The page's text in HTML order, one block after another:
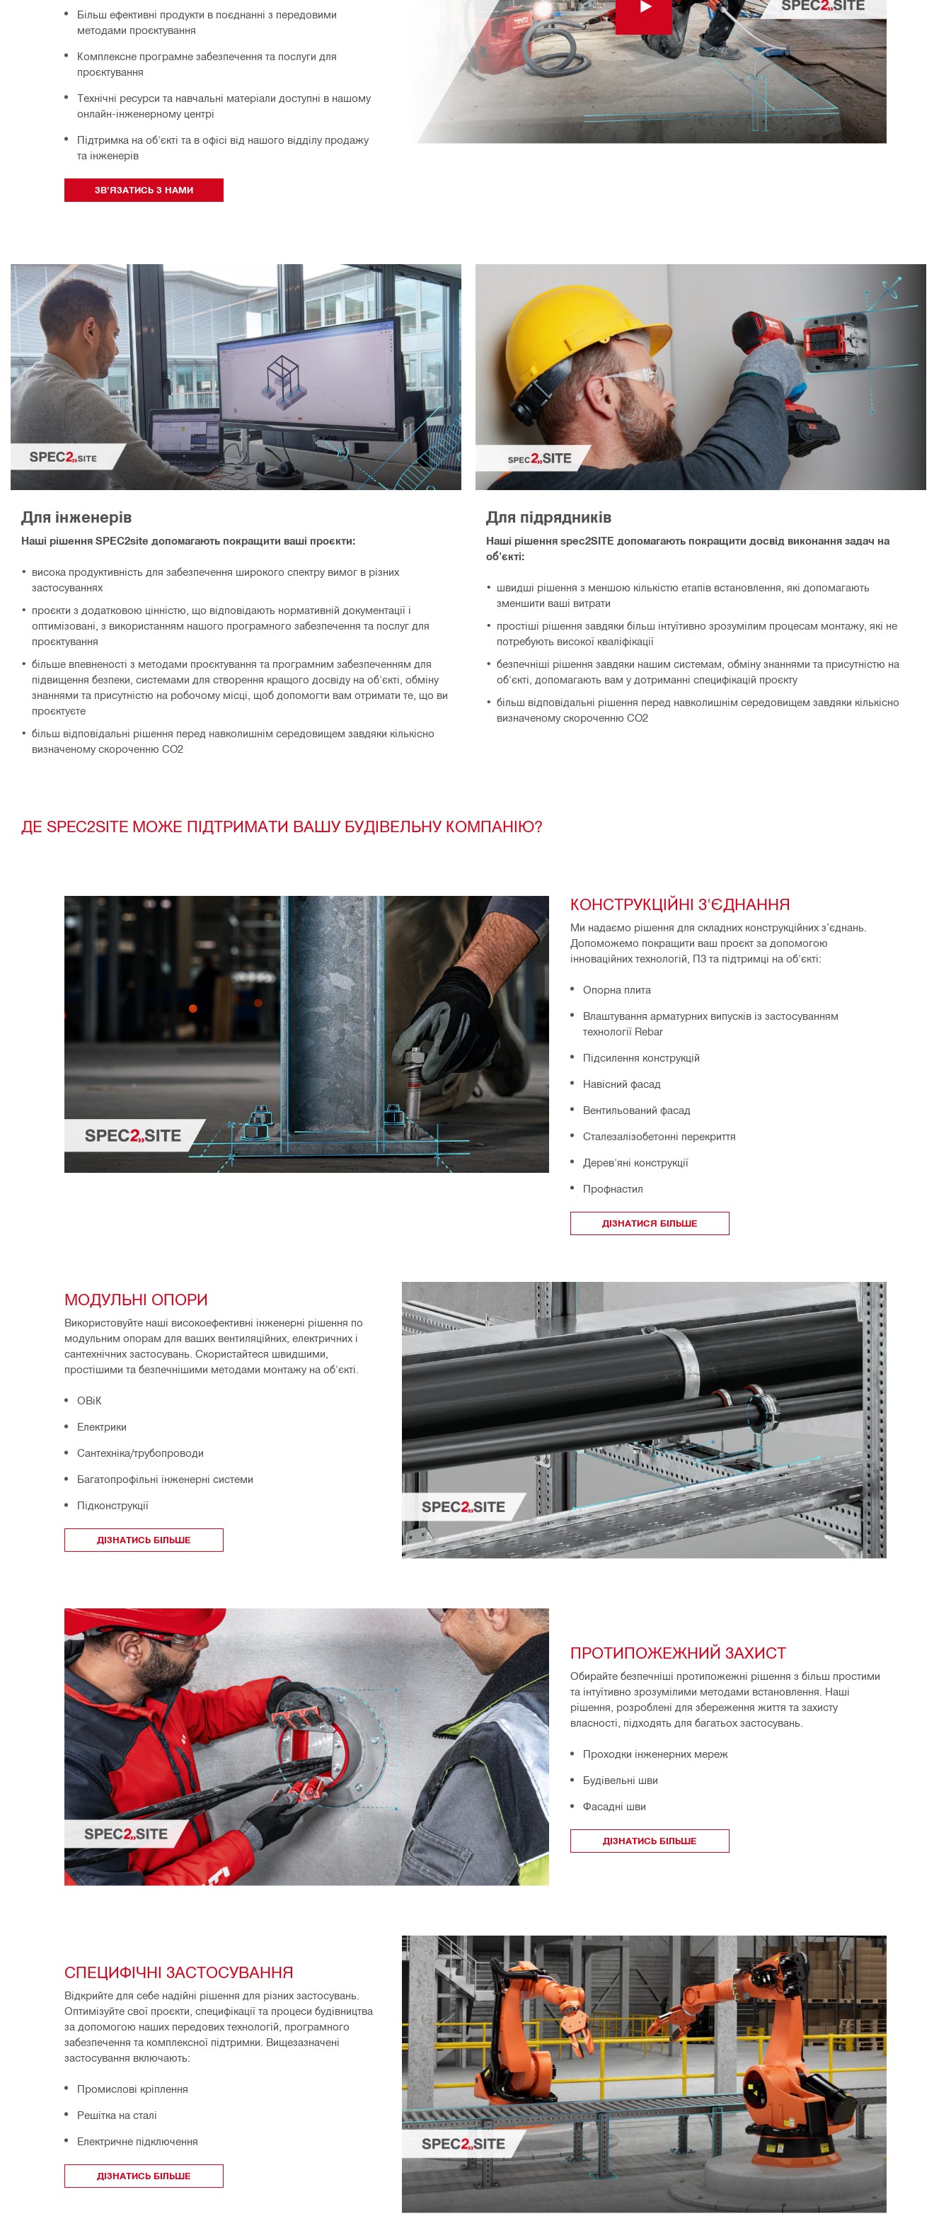
Більш ефективні продукти в поєднанні з передовими
методами проєктування
Комплексне програмне забезпечення та послуги для
проєктування
Технічні ресурси та навчальні матеріали доступні в нашому
онлайн-інженерному центрі
Підтримка на об'єкті та в офісі від нашого відділу продажу
та інженерів
ЗВ'ЯЗАТИСЬ З НАМИ
Для інженерів
Наші рішення SPEC2site допомагають покращити ваші проєкти:
висока продуктивність для забезпечення широкого спектру вимог в різних
застосуваннях
проєкти з додатковою цінністю, що відповідають нормативній документації і
оптимізовані, з використанням нашого програмного забезпечення та послуг для
проєктування
більше впевненості з методами проєктування та програмним забезпеченням для
підвищення безпеки, системами для створення кращого досвіду на об'єкті, обміну
знаннями та присутністю на робочому місці, щоб допомогти вам отримати те, що ви
проєктуєте
більш відповідальні рішення перед навколишнім середовищем завдяки кількісно
визначеному скороченню CO2
Для підрядників
Наші рішення spec2SITE допомагають покращити досвід виконання задач на
об'єкті:
швидші рішення з меншою кількістю етапів встановлення, які допомагають
зменшити ваші витрати
простіші рішення завдяки більш інтуїтивно зрозумілим процесам монтажу, які не
потребують високої кваліфікації
безпечніші рішення завдяки нашим системам, обміну знаннями та присутністю на
об'єкті, допомагають вам у дотриманні специфікацій проєкту
більш відповідальні рішення перед навколишнім середовищем завдяки кількісно
визначеному скороченню CO2
ДЕ SPEC2SITE МОЖЕ ПІДТРИМАТИ ВАШУ БУДІВЕЛЬНУ КОМПАНІЮ?
КОНСТРУКЦІЙНІ З'ЄДНАННЯ
Ми надаємо рішення для складних конструкційних з’єднань.
Допоможемо покращити ваш проєкт за допомогою
інноваційних технологій, ПЗ та підтримці на об'єкті:
Опорна плита
Влаштування арматурних випусків із застосуванням
технології Rebar
Підсилення конструкцій
Навісний фасад
Вентильований фасад
Сталезалізобетонні перекриття
Дерев'яні конструкції
Профнастил
ДІЗНАТИСЯ БІЛЬШЕ
МОДУЛЬНІ ОПОРИ
Використовуйте наші високоефективні інженерні рішення по
модульним опорам для ваших вентиляційних, електричних і
сантехнічних застосувань. Скористайтеся швидшими,
простішими та безпечнішими методами монтажу на об'єкті.
ОВіК
Електрики
Сантехніка/трубопроводи
Багатопрофільні інженерні системи
Підконструкції
ДІЗНАТИСЬ БІЛЬШЕ
ПРОТИПОЖЕЖНИЙ ЗАХИСТ
Обирайте безпечніші протипожежні рішення з більш простими
та інтуїтивно зрозумілими методами встановлення. Наші
рішення, розроблені для збереження життя та захисту
власності, підходять для багатьох застосувань.
Проходки інженерних мереж
Будівельні шви
Фасадні шви
ДІЗНАТИСЬ БІЛЬШЕ
СПЕЦИФІЧНІ ЗАСТОСУВАННЯ
Відкрийте для себе надійні рішення для різних застосувань.
Оптимізуйте свої проєкти, специфікації та процеси будівництва
за допомогою наших передових технологій, програмного
забезпечення та комплексної підтримки. Вищезазначені
застосування включають:
Промислові кріплення
Решітка на сталі
Електричне підключення
ДІЗНАТИСЬ БІЛЬШЕ